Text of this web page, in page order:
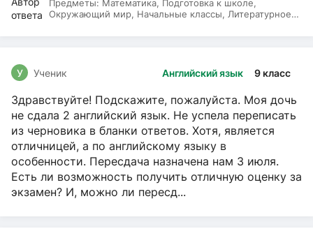
Предметы: Математика, Подготовка к школе,
Окружающий мир, Начальные классы, Литературное
Английский язык 9 класс
У Ученик
Здравствуйте! Подскажите, пожалуйста. Моя дочь
не сдала 2 английский язык. Не успела переписать
из черновика в бланки ответов. Хотя, является
отличницей, а по английскому языку в
особенности. Пересдача назначена нам 3 июля.
Есть ли возможность получить отличную оценку за
экзамен? И, можно ли пересд...